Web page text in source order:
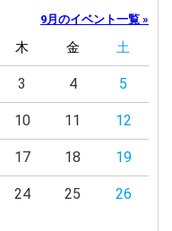
9月のイベント一覧 »
木 金 土
3 4 5
10 11 12
17 18 19
24 25 26